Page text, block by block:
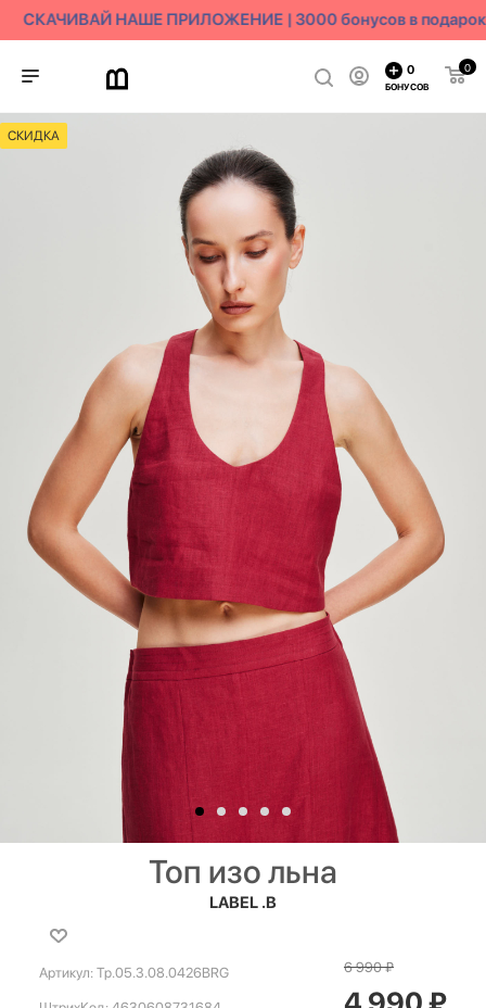
СКАЧИВАЙ НАШЕ ПРИЛОЖЕНИЕ | 3000 бонусов в подарок
0
0
БОНУСОВ
СКИДКА
Топ изо льна
LABEL .B
Артикул: Tp.05.3.08.0426BRG 6 990₽